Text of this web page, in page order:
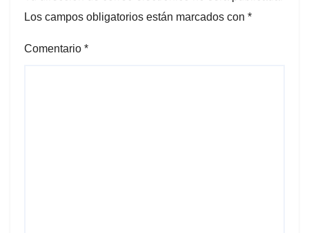
Los campos obligatorios están marcados con *
Comentario *